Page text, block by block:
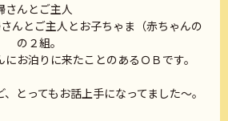
さんとご主人
んとご主人とお子ちゃま（赤ちゃんの
２組。
お泊りに来たことのあるＯＢです。
とってもお話上手になってました～。